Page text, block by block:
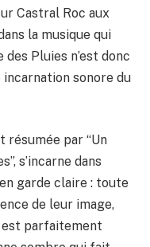
Castral Roc aux
la musique qui
des Pluies n’est donc
incarnation sonore du
résumée par “Un
s’incarne dans
garde claire : toute
de leur image,
est parfaitement